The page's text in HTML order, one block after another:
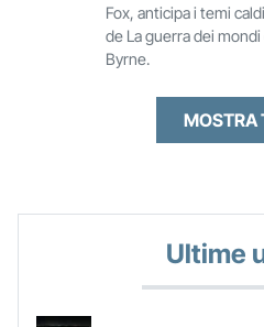
Fox, anticipa i temi
de La guerra dei
Byrne.
MOSTRA
Ultime